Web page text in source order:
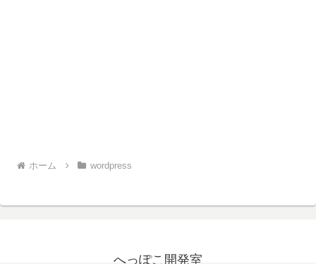
ホーム wordpress
へっぽこ開発室